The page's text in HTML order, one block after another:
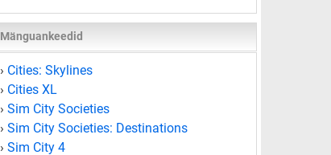
Mänguankeedid
› Cities: Skylines
› Cities XL
› Sim City Societies
› Sim City Societies: Destinations
› Sim City 4